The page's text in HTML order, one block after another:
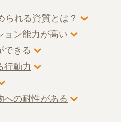
れる資質とは？
ン能力が高い
きる
動力
の耐性がある